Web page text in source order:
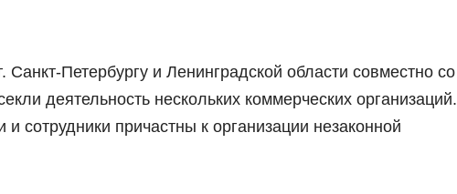
Петербургу и Ленинградской области совместно со
деятельность нескольких коммерческих организаций.
сотрудники причастны к организации незаконной